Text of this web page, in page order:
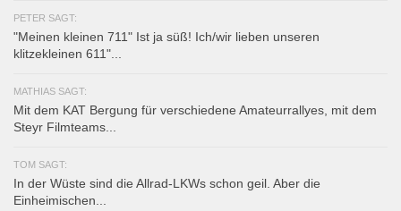
PETER SAGT:
"Meinen kleinen 711" Ist ja süß! Ich/wir lieben unseren
klitzekleinen 611"...
MATHIAS SAGT:
Mit dem KAT Bergung für verschiedene Amateurrallyes, mit dem
Steyr Filmteams...
TOM SAGT:
In der Wüste sind die Allrad-LKWs schon geil. Aber die
Einheimischen...